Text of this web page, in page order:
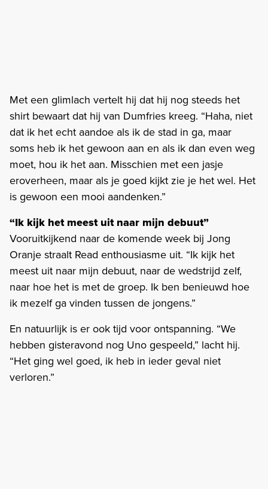
Met een glimlach vertelt hij dat hij nog steeds het
shirt bewaart dat hij van Dumfries kreeg. “Haha, niet
dat ik het echt aandoe als ik de stad in ga, maar
soms heb ik het gewoon aan en als ik dan even weg
moet, hou ik het aan. Misschien met een jasje
eroverheen, maar als je goed kijkt zie je het wel. Het
is gewoon een mooi aandenken.”
“Ik kijk het meest uit naar mijn debuut”
Vooruitkijkend naar de komende week bij Jong
Oranje straalt Read enthousiasme uit. “Ik kijk het
meest uit naar mijn debuut, naar de wedstrijd zelf,
naar hoe het is met de groep. Ik ben benieuwd hoe
ik mezelf ga vinden tussen de jongens.”
En natuurlijk is er ook tijd voor ontspanning. “We
hebben gisteravond nog Uno gespeeld,” lacht hij.
“Het ging wel goed, ik heb in ieder geval niet
verloren.”